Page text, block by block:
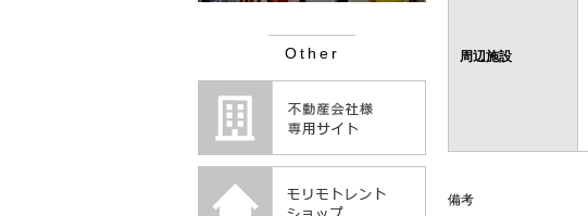
周辺施設
備考
Other